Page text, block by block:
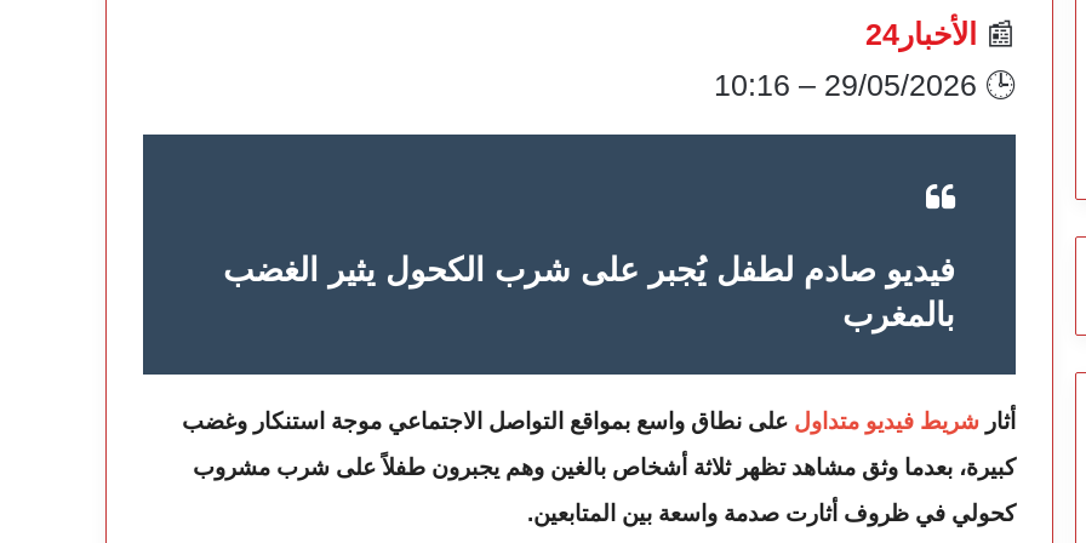
📰
الأخبار24
🕒 29/05/2026 – 10:16
فيديو صادم لطفل يُجبر على شرب الكحول يثير الغضب
بالمغرب
أثار شريط فيديو متداول على نطاق واسع بمواقع التواصل الاجتماعي موجة استنكار وغضب
كبيرة، بعدما وثق مشاهد تظهر ثلاثة أشخاص بالغين وهم يجبرون طفلاً على شرب مشروب
كحولي في ظروف أثارت صدمة واسعة بين المتابعين.